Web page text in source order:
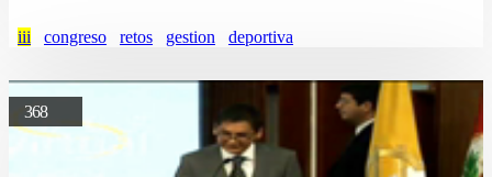
iii congreso retos gestion deportiva
368